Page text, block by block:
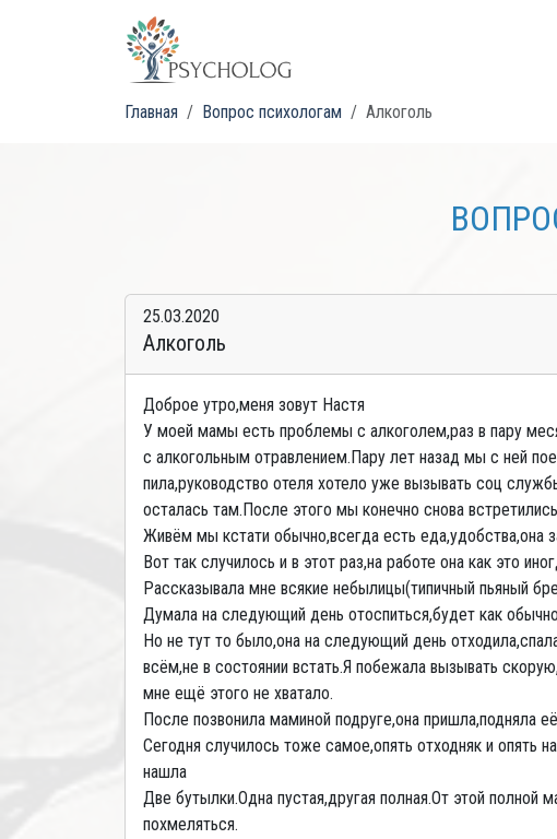
Главная Вопрос психологам Алкоголь
25.03.2020
Алкоголь
Доброе утро,меня зовут Настя
У моей мамы есть проблемы с алкоголем,раз в пару
с алкогольным отравлением.Пару лет назад мы с ней
пила,руководство отеля хотело уже вызывать соц
осталась там.После этого мы конечно снова
Живём мы кстати обычно,всегда есть еда,удобства,она
Вот так случилось и в этот раз,на работе она как это
Рассказывала мне всякие небылицы(типичный пьяный
Думала на следующий день отоспиться,будет как
Но не тут то было,она на следующий день
всём,не в состоянии встать.Я побежала вызывать
мне ещё этого не хватало.
После позвонила маминой подруге,она пришла,подняла
Сегодня случилось тоже самое,опять отходняк и опять
нашла
Две бутылки.Одна пустая,другая полная.От этой
похмеляться.